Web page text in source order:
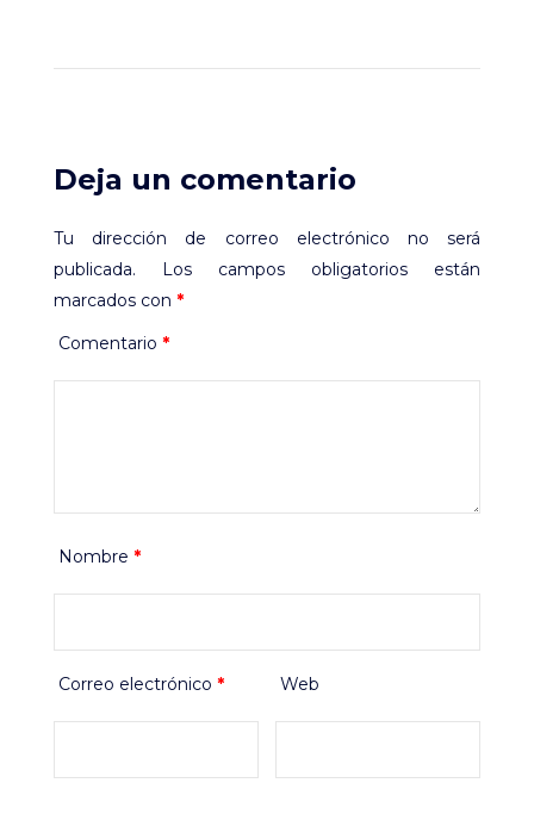
Deja un comentario
Tu dirección de correo electrónico no será
publicada.
Los campos obligatorios están
marcados con *
Comentario *
Nombre *
Correo electrónico * Web